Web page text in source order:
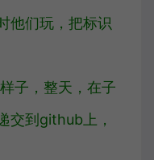
他们玩，把标识
子，整天，在子
交到github上，